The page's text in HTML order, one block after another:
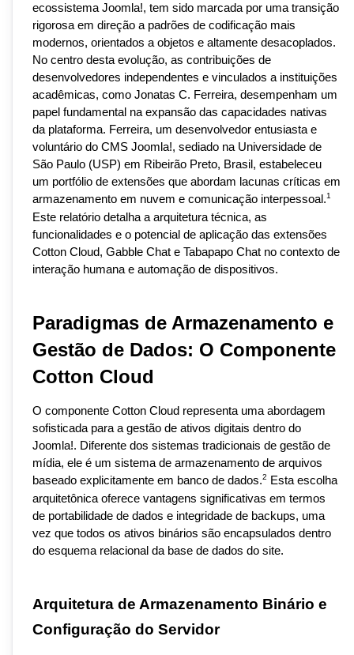
ecossistema Joomla!, tem sido marcada por uma transição
rigorosa em direção a padrões de codificação mais
modernos, orientados a objetos e altamente desacoplados.
No centro desta evolução, as contribuições de
desenvolvedores independentes e vinculados a instituições
acadêmicas, como Jonatas C. Ferreira, desempenham um
papel fundamental na expansão das capacidades nativas
da plataforma. Ferreira, um desenvolvedor entusiasta e
voluntário do CMS Joomla!, sediado na Universidade de
São Paulo (USP) em Ribeirão Preto, Brasil, estabeleceu
um portfólio de extensões que abordam lacunas críticas em
armazenamento em nuvem e comunicação interpessoal.1
Este relatório detalha a arquitetura técnica, as
funcionalidades e o potencial de aplicação das extensões
Cotton Cloud, Gabble Chat e Tabapapo Chat no contexto de
interação humana e automação de dispositivos.
Paradigmas de Armazenamento e
Gestão de Dados: O Componente
Cotton Cloud
O componente Cotton Cloud representa uma abordagem
sofisticada para a gestão de ativos digitais dentro do
Joomla!. Diferente dos sistemas tradicionais de gestão de
mídia, ele é um sistema de armazenamento de arquivos
baseado explicitamente em banco de dados.2
Esta escolha
arquitetônica oferece vantagens significativas em termos
de portabilidade de dados e integridade de backups, uma
vez que todos os ativos binários são encapsulados dentro
do esquema relacional da base de dados do site.
Arquitetura de Armazenamento Binário e
Configuração do Servidor